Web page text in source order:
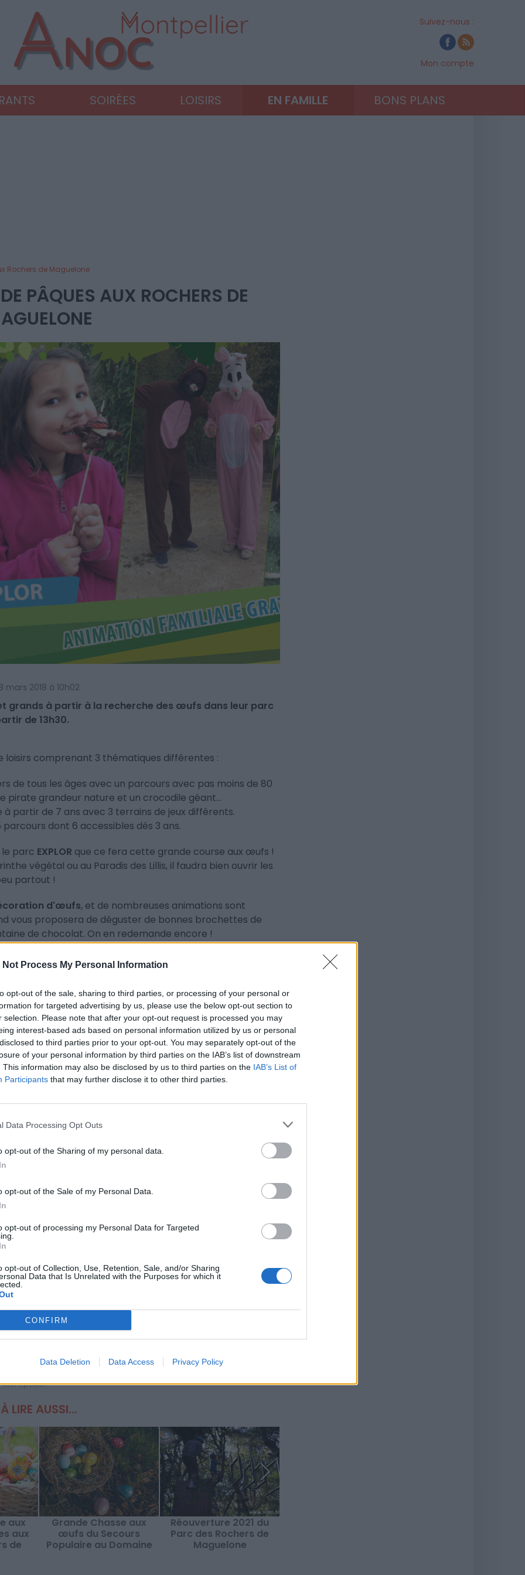
Not Process My Personal Information
opt-out of the sale, sharing to third parties, or processing of your personal or
for targeted advertising by us, please use the below opt-out section to
selection. Please note that after your opt-out request is processed you may
interest-based ads based on personal information utilized by us or personal
to third parties prior to your opt-out. You may separately opt-out of the
of your personal information by third parties on the IAB’s list of downstream
This information may also be disclosed by us to third parties on the IAB’s List of
Participants that may further disclose it to other third parties.
Data Processing Opt Outs
opt-out of the Sharing of my personal data.
opt-out of the Sale of my Personal Data.
opt-out of processing my Personal Data for Targeted
opt-out of Collection, Use, Retention, Sale, and/or Sharing
Data that Is Unrelated with the Purposes for which it
CONFIRM
Data Deletion Data Access Privacy Policy
Suivez-nous :
Mon compte
SOIRÉES LOISIRS EN FAMILLE BONS PLANS
Rochers de Maguelone
PÂQUES AUX ROCHERS DE
mars 2018 à 10h02
grands à partir à la recherche des œufs dans leur parc
de 13h30.
loisirs comprenant 3 thématiques différentes :
de tous les âges avec un parcours avec pas moins de 80
pirate grandeur nature et un crocodile géant...
à partir de 7 ans avec 3 terrains de jeux différents.
dont 6 accessibles dés 3 ans.
le parc EXPLOR que ce fera cette grande course aux œufs !
végétal ou au Paradis des Lillis, il faudra bien ouvrir les
partout !
d'œufs, et de nombreuses animations sont
vous proposera de déguster de bonnes brochettes de
de chocolat. On en redemande encore !
en place en partenariat avec l’association
de l’EXPLOR.
pour une famille ayant un enfant hospitalisé.
À LIRE AUSSI...
aux
aux
de
Grande Chasse aux
œufs du Secours
Populaire au Domaine
Réouverture 2021 du
Parc des Rochers de
Maguelone